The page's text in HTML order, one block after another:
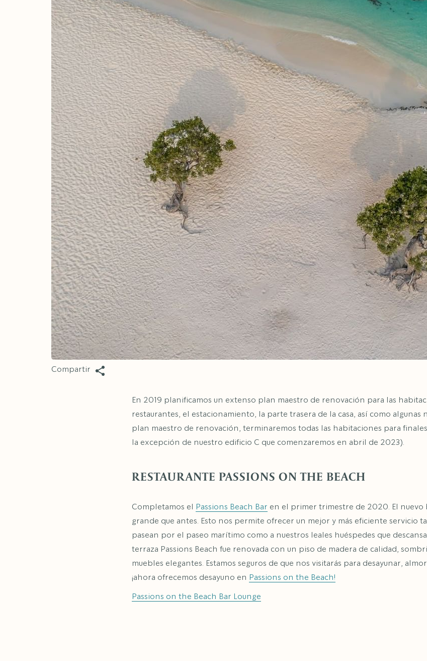
Compartir
En 2019 planificamos un extenso plan maestro de renovación para las
restaurantes, el estacionamiento, la parte trasera de la casa, así como algunas
plan maestro de renovación, terminaremos todas las habitaciones para
la excepción de nuestro edificio C que comenzaremos en abril de 2023).
RESTAURANTE PASSIONS ON THE BEACH
Completamos el Passions Beach Bar en el primer trimestre de 2020. El nuevo
grande que antes. Esto nos permite ofrecer un mejor y más eficiente servicio
pasean por el paseo marítimo como a nuestros leales huéspedes que
terraza Passions Beach fue renovada con un piso de madera de calidad,
muebles elegantes. Estamos seguros de que nos visitarás para desayunar,
¡ahora ofrecemos desayuno en Passions on the Beach!
Passions on the Beach Bar Lounge